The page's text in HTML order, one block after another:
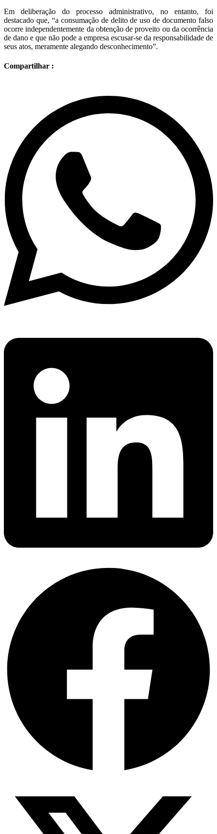
Em deliberação do processo administrativo, no entanto, foi
destacado que, “a consumação de delito de uso de documento falso
ocorre independentemente da obtenção de proveito ou da ocorrência
de dano e que não pode a empresa escusar-se da responsabilidade de
seus atos, meramente alegando desconhecimento”.
Compartilhar :